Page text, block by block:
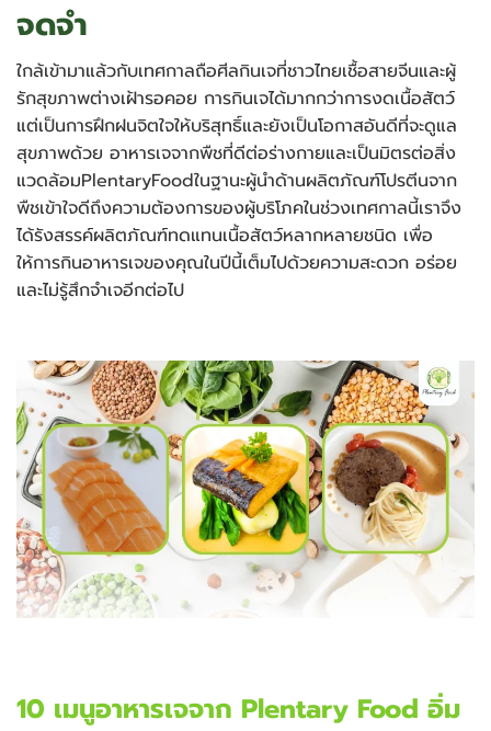
จดจำ
ใกล้เข้ามาแล้วกับเทศกาลถือศีลกินเจที่ชาวไทยเชื้อสายจีนและผู้
รักสุขภาพต่างเฝ้ารอคอย การกินเจได้มากกว่าการงดเนื้อสัตว์
แต่เป็นการฝึกฝนจิตใจให้บริสุทธิ์และยังเป็นโอกาสอันดีที่จะดูแล
สุขภาพด้วย อาหารเจจากพืชที่ดีต่อร่างกายและเป็นมิตรต่อสิ่ง
แวดล้อมPlentaryFoodในฐานะผู้นำด้านผลิตภัณฑ์โปรตีนจาก
พืชเข้าใจดีถึงความต้องการของผู้บริโภคในช่วงเทศกาลนี้เราจึง
ได้รังสรรค์ผลิตภัณฑ์ทดแทนเนื้อสัตว์หลากหลายชนิด เพื่อ
ให้การกินอาหารเจของคุณในปีนี้เต็มไปด้วยความสะดวก อร่อย
และไม่รู้สึกจำเจอีกต่อไป
10 เมนูอาหารเจจาก Plentary Food อิ่ม